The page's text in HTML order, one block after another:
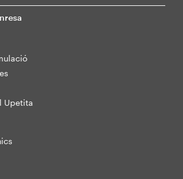
Upetita